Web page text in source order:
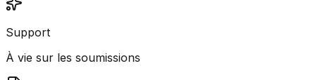
Support
À vie sur les soumissions